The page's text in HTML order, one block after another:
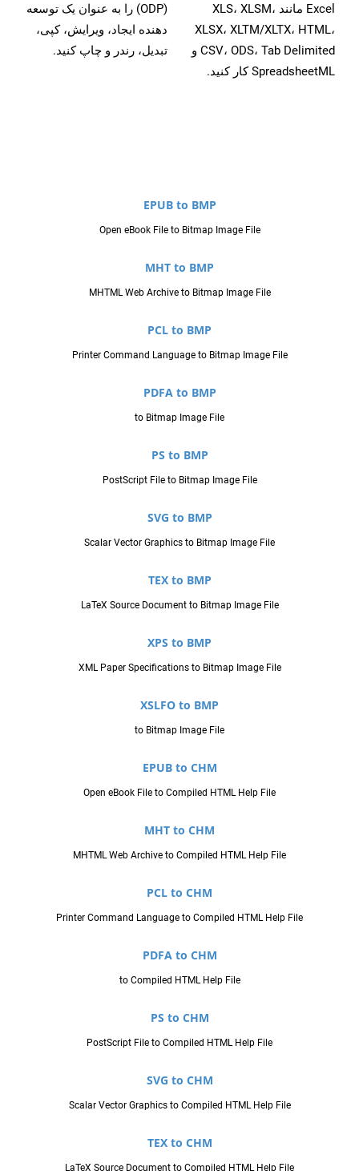
Excel مانند XLS، XLSM،
XLSX، XLTM/XLTX، HTML،
CSV، ODS، Tab Delimited و
SpreadsheetML کار کنید.
(ODP) را به عنوان یک توسعه
دهنده ایجاد، ویرایش، کپی،
تبدیل، رندر و چاپ کنید.
EPUB to BMP
Open eBook File to Bitmap Image File
MHT to BMP
MHTML Web Archive to Bitmap Image File
PCL to BMP
Printer Command Language to Bitmap Image File
PDFA to BMP
to Bitmap Image File
PS to BMP
PostScript File to Bitmap Image File
SVG to BMP
Scalar Vector Graphics to Bitmap Image File
TEX to BMP
LaTeX Source Document to Bitmap Image File
XPS to BMP
XML Paper Specifications to Bitmap Image File
XSLFO to BMP
to Bitmap Image File
EPUB to CHM
Open eBook File to Compiled HTML Help File
MHT to CHM
MHTML Web Archive to Compiled HTML Help File
PCL to CHM
Printer Command Language to Compiled HTML Help File
PDFA to CHM
to Compiled HTML Help File
PS to CHM
PostScript File to Compiled HTML Help File
SVG to CHM
Scalar Vector Graphics to Compiled HTML Help File
TEX to CHM
LaTeX Source Document to Compiled HTML Help File